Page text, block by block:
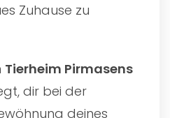
Zuhause zu
Tierheim Pirmasens
dir bei der
deines